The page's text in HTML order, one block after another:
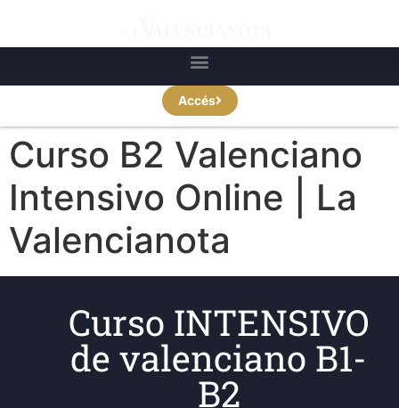
Accés
Curso B2 Valenciano
Intensivo Online | La
Valencianota
Curso INTENSIVO
de valenciano B1-
B2